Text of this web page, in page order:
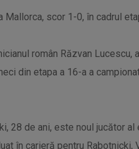
scor 1-0, în cadrul
român Răzvan
din etapa a 16-a a
28 de ani, este noul jucător
în carieră pentru Rabotnicki,